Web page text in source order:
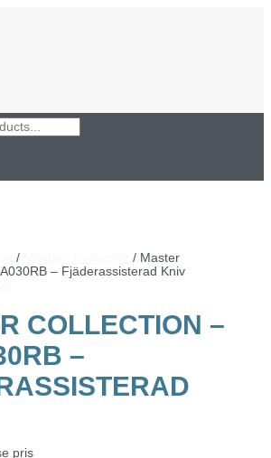
/
/ Master
– Fjäderassisterad Kniv
COLLECTION –
–
pris